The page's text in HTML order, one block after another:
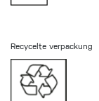
Recycelte verpackung